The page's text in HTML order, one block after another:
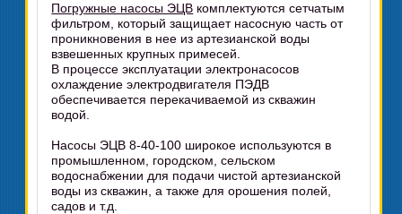
Погружные насосы ЭЦВ комплектуются сетчатым
фильтром, который защищает насосную часть от
проникновения в нее из артезианской воды
взвешенных крупных примесей.
В процессе эксплуатации электронасосов
охлаждение электродвигателя ПЭДВ
обеспечивается перекачиваемой из скважин
водой.
Насосы ЭЦВ 8-40-100 широкое используются в
промышленном, городском, сельском
водоснабжении для подачи чистой артезианской
воды из скважин, а также для орошения полей,
садов и т.д.